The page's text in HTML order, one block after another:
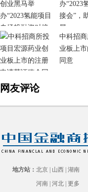
办“2023
接会”，
展
中科招
业板上
同意
网友评论
地方站： 北京 山西 湖南
河南 河北 更多